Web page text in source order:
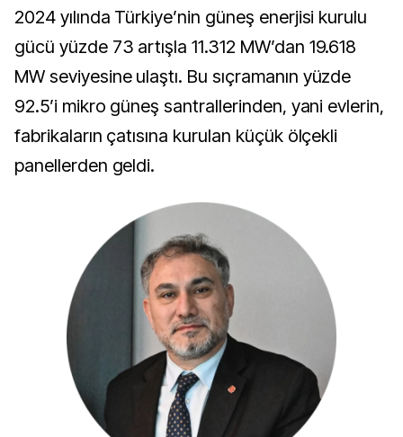
2024 yılında Türkiye’nin güneş enerjisi kurulu
gücü yüzde 73 artışla 11.312 MW’dan 19.618
MW seviyesine ulaştı. Bu sıçramanın yüzde
92.5’i mikro güneş santrallerinden, yani evlerin,
fabrikaların çatısına kurulan küçük ölçekli
panellerden geldi.